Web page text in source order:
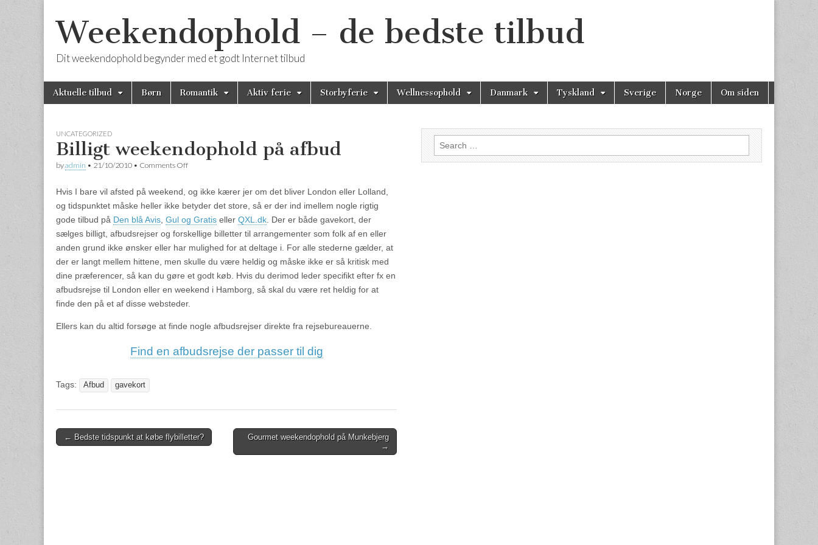
Weekendophold – de bedste tilbud
Dit weekendophold begynder med et godt Internet tilbud
Main menu
Skip to content
Aktuelle tilbud Børn Romantik Aktiv ferie Storbyferie Wellnessophold Danmark Tyskland Sverige Norge Om siden
UNCATEGORIZED
Billigt weekendophold på afbud
byadmin • 21/10/2010 • Comments Off
Hvis I bare vil afsted på weekend, og ikke kærer jer om det bliver London eller Lolland,
og tidspunktet måske heller ikke betyder det store, så er der ind imellem nogle rigtig
gode tilbud på Den blå Avis Gul og Gratis eller QXL.dk . Der er både gavekort, der
sælges billigt, afbudsrejser og forskellige billetter til arrangementer som folk af en eller
anden grund ikke ønsker eller har mulighed for at deltage i. For alle stederne gælder, at
der er langt mellem hittene, men skulle du være heldig og måske ikke er så kritisk med
dine præferencer, så kan du gøre et godt køb. Hvis du derimod leder specifikt efter fx en
afbudsrejse til London eller en weekend i Hamborg, så skal du være ret heldig for at
finde den på et af disse websteder.
Ellers kan du altid forsøge at finde nogle afbudsrejser direkte fra rejsebureauerne.
Find en afbudsrejse der passer til dig
Tags: Afbud gavekort
Post navigation
← Bedste tidspunkt at købe flybilletter?
Gourmet weekendophold på Munkebjerg
→
Search for: